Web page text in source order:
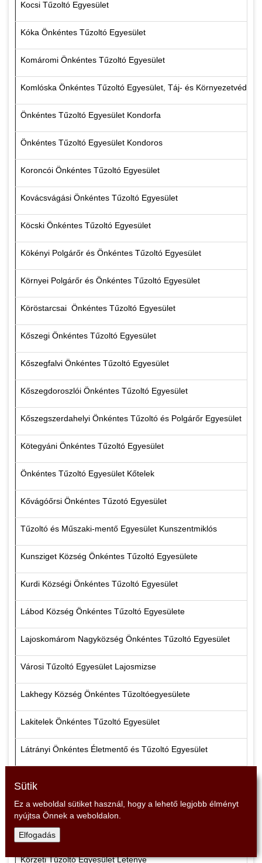
Kocsi Tűzoltó Egyesület
Kóka Önkéntes Tűzoltó Egyesület
Komáromi Önkéntes Tűzoltó Egyesület
Komlóska Önkéntes Tűzoltó Egyesület, Táj- és Környezetvédő
Önkéntes Tűzoltó Egyesület Kondorfa
Önkéntes Tűzoltó Egyesület Kondoros
Koroncói Önkéntes Tűzoltó Egyesület
Kovácsvágási Önkéntes Tűzoltó Egyesület
Köcski Önkéntes Tűzoltó Egyesület
Kökényi Polgárőr és Önkéntes Tűzoltó Egyesület
Környei Polgárőr és Önkéntes Tűzoltó Egyesület
Köröstarcsai Önkéntes Tűzoltó Egyesület
Kőszegi Önkéntes Tűzoltó Egyesület
Kőszegfalvi Önkéntes Tűzoltó Egyesület
Kőszegdoroszlói Önkéntes Tűzoltó Egyesület
Kőszegszerdahelyi Önkéntes Tűzoltó és Polgárőr Egyesület
Kötegyáni Önkéntes Tűzoltó Egyesület
Önkéntes Tűzoltó Egyesület Kőtelek
Kővágóőrsi Önkéntes Tűzotó Egyesület
Tűzoltó és Műszaki-mentő Egyesület Kunszentmiklós
Kunsziget Község Önkéntes Tűzoltó Egyesülete
Kurdi Községi Önkéntes Tűzoltó Egyesület
Lábod Község Önkéntes Tűzoltó Egyesülete
Lajoskomárom Nagyközség Önkéntes Tűzoltó Egyesület
Városi Tűzoltó Egyesület Lajosmizse
Lakhegy Község Önkéntes Tűzoltóegyesülete
Lakitelek Önkéntes Tűzoltó Egyesület
Látrányi Önkéntes Életmentő és Tűzoltó Egyesület
Vöröskő Önkéntes Tűzoltó, Műszaki-mentő és Vízimentő
Lébényi Önkéntes Tűzoltó Egyesület
Dunántúli "ST." Flórián Olimpiai Sport és Hagyományőrző
Körzeti Tűzoltó Egyesület Letenye
Sütik
Ez a weboldal sütiket használ, hogy a lehető legjobb élményt
nyújtsa Önnek a weboldalon.
Elfogadás